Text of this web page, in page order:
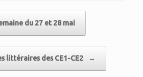
du 27 et 28 mai
littéraires des CE1-CE2 →